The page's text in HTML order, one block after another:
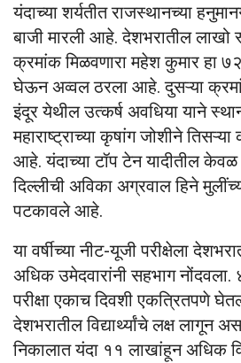
यंदाच्या शर्यतीत राजस्थानच्या
बाजी मारली आहे. देशभरातील लाखो
क्रमांक मिळवणारा महेश कुमार हा
घेऊन अव्वल ठरला आहे. दुसऱ्या
इंदूर येथील उत्कर्ष अवधिया याने
महाराष्ट्राच्या कृषांग जोशीने
आहे. यंदाच्या टॉप टेन यादीतील
दिल्लीची अविका अग्रवाल हिने
पटकावले आहे.
या वर्षीच्या नीट-यूजी परीक्षेला
अधिक उमेदवारांनी सहभाग
परीक्षा एकाच दिवशी एकत्रितपणे
देशभरातील विद्यार्थ्यांचे लक्ष लागून
निकालात यंदा ११ लाखांहून अधिक